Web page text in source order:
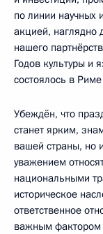
по линии научных
акцией, наглядно
нашего
Годов культуры и
состоялось в
Убеждён, что
станет ярким,
вашей страны, но
уважением
национальными
историческое
ответственное
важным фактором